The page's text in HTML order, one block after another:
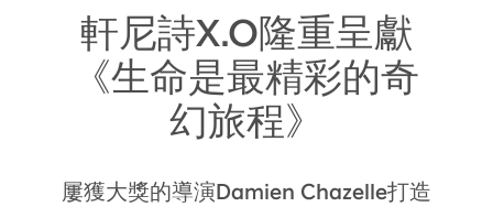
入口即由蜜餞水果的味道包覆。
軒尼詩X.O隆重呈獻
《生命是最精彩的奇
幻旅程》
屢獲大獎的導演Damien Chazelle打造